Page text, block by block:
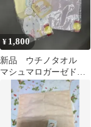
¥ 1,800
新品 ウチノタオル
マシュマロガーゼドリ
ーミング汗取りパッド2
枚 ミトン セット